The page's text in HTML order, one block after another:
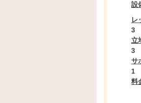
設
レ
3
立
3
サ
1
料